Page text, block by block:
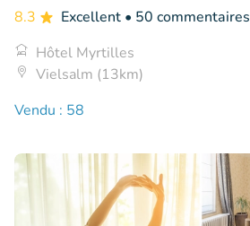
8.3 Excellent • 50 commentaires
Hôtel Myrtilles
Vielsalm (13km)
Vendu : 58